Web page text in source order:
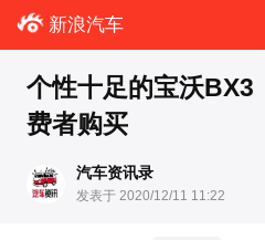
新浪汽车
个性十足的宝沃BX3
费者购买
汽车资讯录
发表于 2020/12/11 11:22